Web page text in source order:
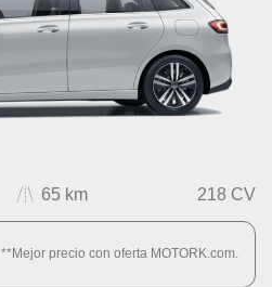
65 km 218 CV
**Mejor precio con oferta MOTORK.com.